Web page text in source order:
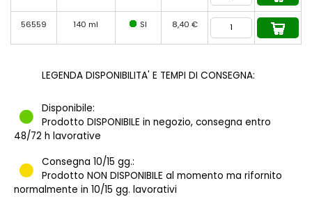
56559 140 ml SI 8,40 €
LEGENDA DISPONIBILITA' E TEMPI DI CONSEGNA:
Disponibile:
Prodotto DISPONIBILE in negozio, consegna entro
48/72 h lavorative
Consegna 10/15 gg.:
Prodotto NON DISPONIBILE al momento ma rifornito
normalmente in 10/15 gg. lavorativi